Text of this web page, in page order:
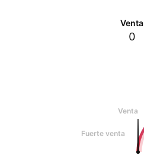
Venta
0
Venta
Fuerte venta